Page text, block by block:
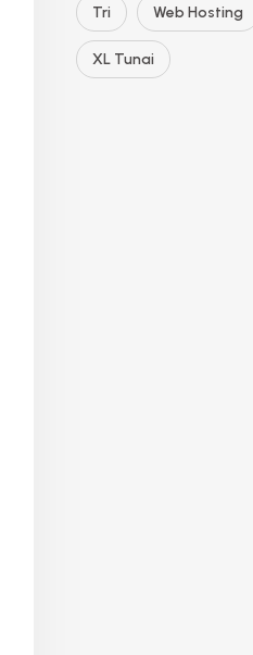
Tri Web Hosting
XL Tunai